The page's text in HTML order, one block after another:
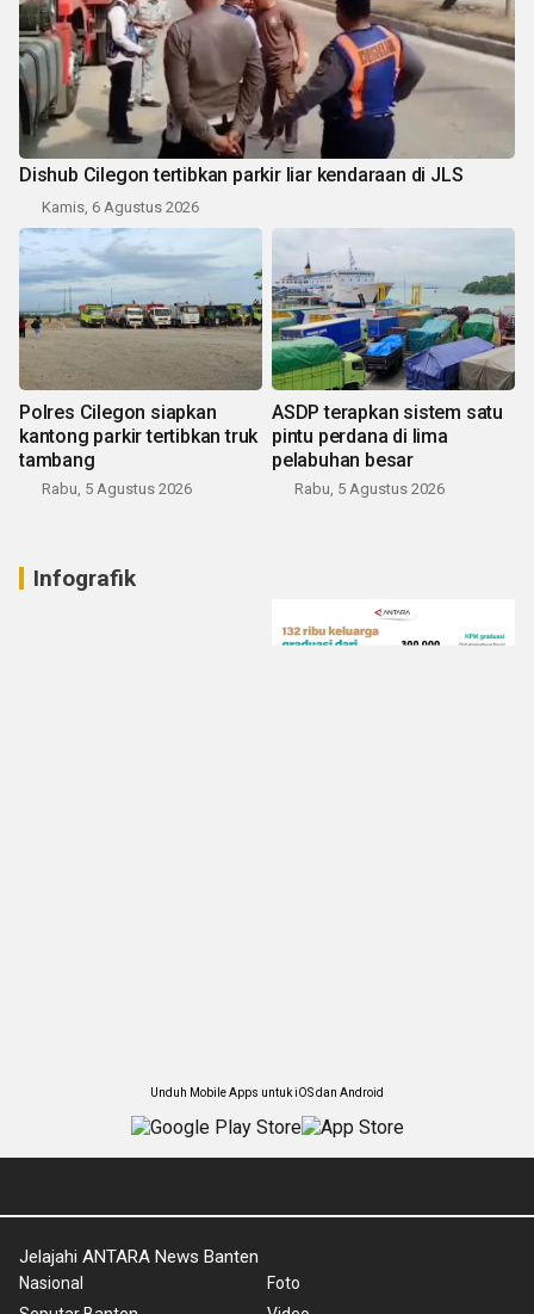
Dishub Cilegon tertibkan parkir liar kendaraan di JLS
Kamis, 6 Agustus 2026
Polres Cilegon siapkan
kantong parkir tertibkan truk
tambang
Rabu, 5 Agustus 2026
ASDP terapkan sistem satu
pintu perdana di lima
pelabuhan besar
Rabu, 5 Agustus 2026
Infografik
Unduh Mobile Apps untuk iOS dan Android
Jelajahi ANTARA News Banten
Nasional
Foto